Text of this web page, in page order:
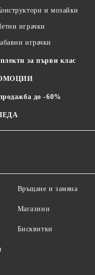
и мозайки
играчки
играчки
за първи клас
до -60%
Връщане и замяна
Магазини
Бисквитки